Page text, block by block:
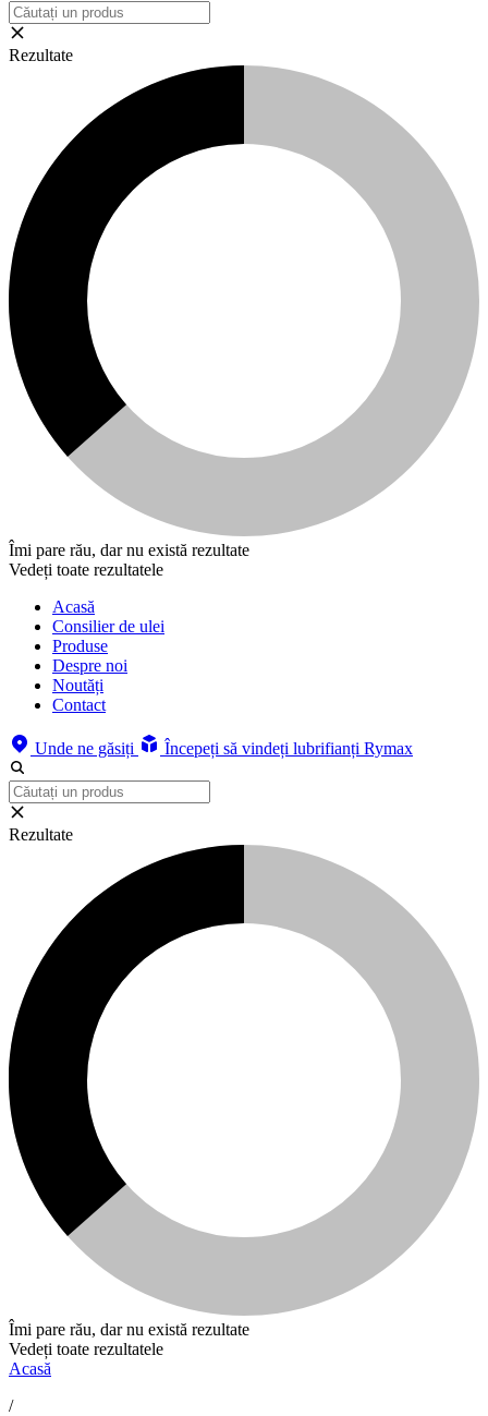
Rezultate
Îmi pare rău, dar nu există rezultate
Vedeți toate rezultatele
Acasă
Consilier de ulei
Produse
Despre noi
Noutăți
Contact
Unde ne găsiți Începeți să vindeți lubrifianți Rymax
Rezultate
Îmi pare rău, dar nu există rezultate
Vedeți toate rezultatele
Acasă
/